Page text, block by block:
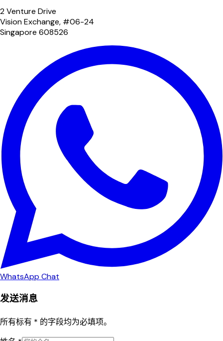
2 Venture Drive
Vision Exchange, #06-24
Singapore 608526
WhatsApp Chat
发送消息
所有标有 * 的字段均为必填项。